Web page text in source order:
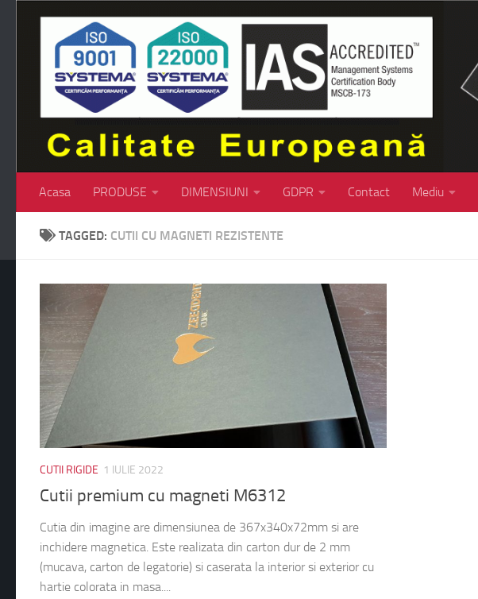
Skip to content
Acasa PRODUSE DIMENSIUNI GDPR Contact Mediu
TAGGED: CUTII CU MAGNETI REZISTENTE
CUTII RIGIDE 1 IULIE 2022
Cutii premium cu magneti M6312
Cutia din imagine are dimensiunea de 367x340x72mm si are
inchidere magnetica. Este realizata din carton dur de 2 mm
(mucava, carton de legatorie) si caserata la interior si exterior cu
hartie colorata in masa....